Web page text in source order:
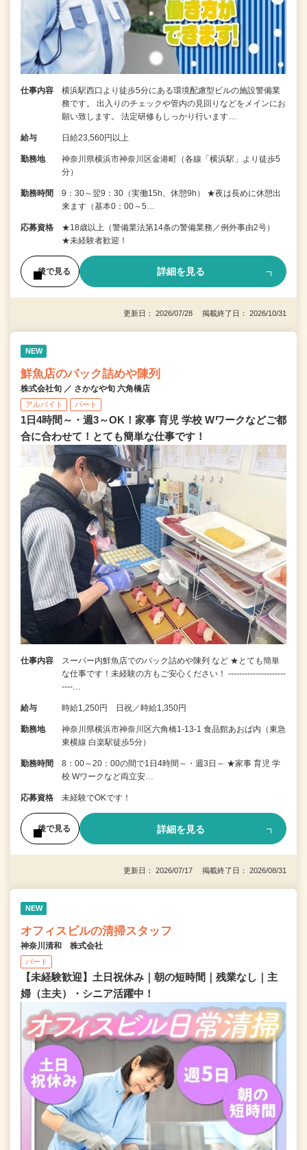
仕事内容
横浜駅西口より徒歩5分にある環境配慮型ビルの施設警備業
務です。 出入りのチェックや管内の見回りなどをメインにお
願い致します。 法定研修もしっかり行います…
給与 日給23,560円以上
勤務地
神奈川県横浜市神奈川区金港町（各線「横浜駅」より徒歩5
分）
勤務時間
9：30～翌9：30（実働15h、休憩9h） ★夜は長めに休憩出
来ます（基本0：00～5…
応募資格
★18歳以上（警備業法第14条の警備業務／例外事由2号）
★未経験者歓迎！
後で見る 詳細を見る
更新日： 2026/07/28 掲載終了日： 2026/10/31
NEW
鮮魚店のパック詰めや陳列
株式会社旬 ／ さかなや旬 六角橋店
アルバイト パート
1日4時間～・週3～OK！家事 育児 学校 Wワークなどご都
合に合わせて！とても簡単な仕事です！
仕事内容
スーパー内鮮魚店でのパック詰めや陳列 など ★とても簡単
な仕事です！未経験の方もご安心ください！ ---------------------
----…
給与 時給1,250円 日祝／時給1,350円
勤務地
神奈川県横浜市神奈川区六角橋1-13-1 食品館あおば内（東急
東横線 白楽駅徒歩5分）
勤務時間
8：00～20：00の間で1日4時間～・週3日～ ★家事 育児 学
校 Wワークなど両立安…
応募資格 未経験でOKです！
後で見る 詳細を見る
更新日： 2026/07/17 掲載終了日： 2026/08/31
NEW
オフィスビルの清掃スタッフ
神奈川清和 株式会社
パート
【未経験歓迎】土日祝休み｜朝の短時間｜残業なし｜主
婦（主夫）・シニア活躍中！